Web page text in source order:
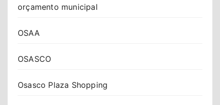
orçamento municipal
OSAA
OSASCO
Osasco Plaza Shopping